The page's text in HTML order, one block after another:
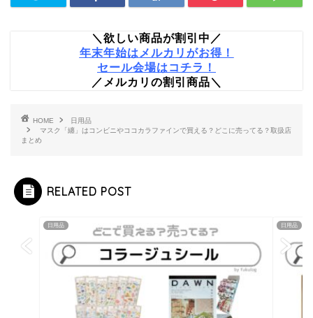
＼欲しい商品が割引中／
年末年始はメルカリがお得！
セール会場はコチラ！
／メルカリの割引商品＼
HOME
日用品
マスク「纏」はコンビニやココカラファインで買える？どこに売ってる？取扱店
まとめ
RELATED POST
日用品 日用品